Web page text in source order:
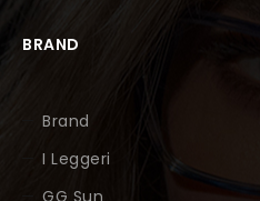
BRAND
Brand
I Leggeri
GG Sun